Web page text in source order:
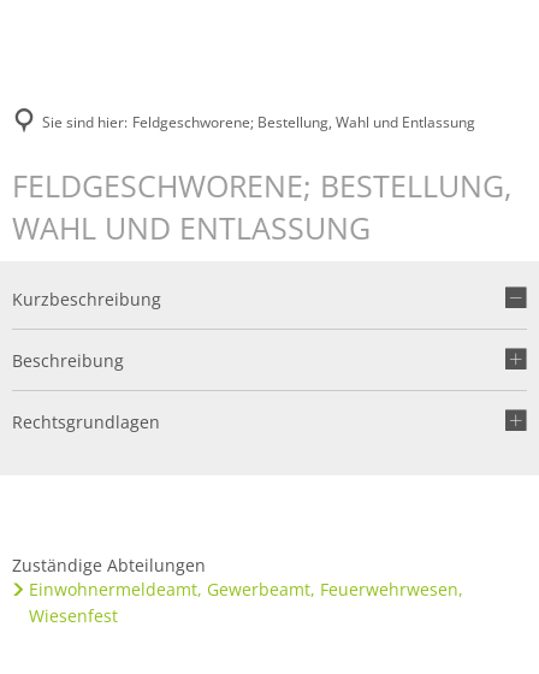
Sie sind hier: Feldgeschworene; Bestellung, Wahl und Entlassung
FELDGESCHWORENE; BESTELLUNG,
WAHL UND ENTLASSUNG
Kurzbeschreibung
Beschreibung
Rechtsgrundlagen
Zuständige Abteilungen
Einwohnermeldeamt, Gewerbeamt, Feuerwehrwesen,
Wiesenfest